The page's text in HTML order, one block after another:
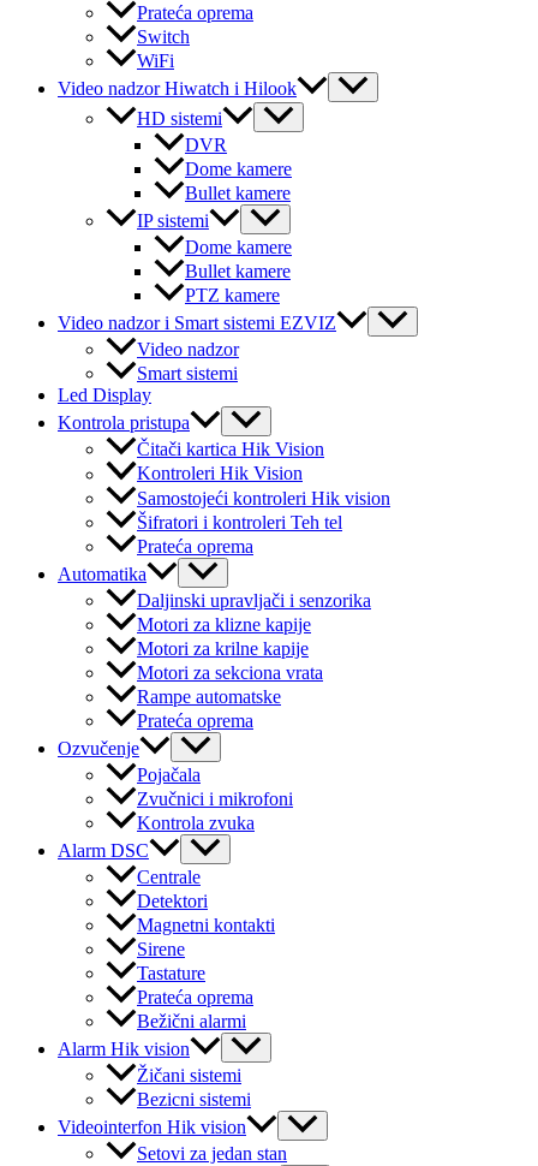
Prateća oprema
Switch
WiFi
Video nadzor Hiwatch i Hilook
Menu
Toggle
HD sistemi
Menu
Toggle
DVR
Dome kamere
Bullet kamere
IP sistemi
Menu
Toggle
Dome kamere
Bullet kamere
PTZ kamere
Video nadzor i Smart sistemi EZVIZ
Menu
Toggle
Video nadzor
Smart sistemi
Led Display
Kontrola pristupa
Menu
Toggle
Čitači kartica Hik Vision
Kontroleri Hik Vision
Samostojeći kontroleri Hik vision
Šifratori i kontroleri Teh tel
Prateća oprema
Automatika
Menu
Toggle
Daljinski upravljači i senzorika
Motori za klizne kapije
Motori za krilne kapije
Motori za sekciona vrata
Rampe automatske
Prateća oprema
Ozvučenje
Menu
Toggle
Pojačala
Zvučnici i mikrofoni
Kontrola zvuka
Alarm DSC
Menu
Toggle
Centrale
Detektori
Magnetni kontakti
Sirene
Tastature
Prateća oprema
Bežični alarmi
Alarm Hik vision
Menu
Toggle
Žičani sistemi
Bezicni sistemi
Videointerfon Hik vision
Menu
Toggle
Setovi za jedan stan